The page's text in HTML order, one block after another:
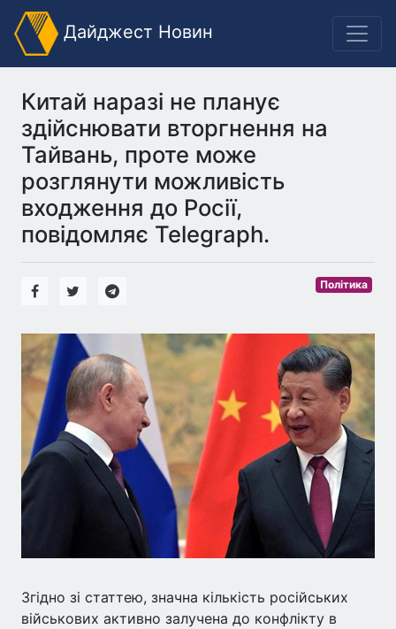
Дайджест Новин
Китай наразі не планує
здійснювати вторгнення на
Тайвань, проте може
розглянути можливість
входження до Росії,
повідомляє Telegraph.
Політика
Згідно зі статтею, значна кількість російських
військових активно залучена до конфлікту в